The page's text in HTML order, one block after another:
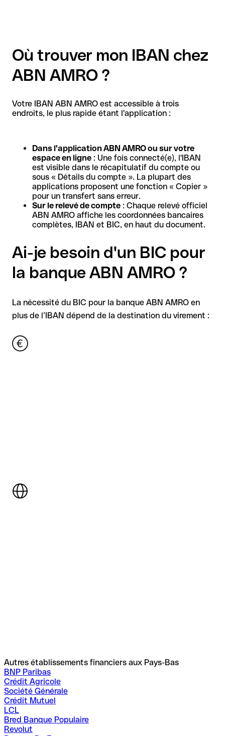
Où trouver mon IBAN chez
ABN AMRO ?
Votre IBAN ABN AMRO est accessible à trois
endroits, le plus rapide étant l'application :
Dans l'application ABN AMRO ou sur votre
espace en ligne : Une fois connecté(e), l'IBAN
est visible dans le récapitulatif du compte ou
sous « Détails du compte ». La plupart des
applications proposent une fonction « Copier »
pour un transfert sans erreur.
Sur le relevé de compte : Chaque relevé officiel
ABN AMRO affiche les coordonnées bancaires
complètes, IBAN et BIC, en haut du document.
Ai-je besoin d'un BIC pour
la banque ABN AMRO ?
La nécessité du BIC pour la banque ABN AMRO en
plus de l’IBAN dépend de la destination du virement :
Autres établissements financiers aux Pays-Bas
BNP Paribas
Crédit Agricole
Société Générale
Crédit Mutuel
LCL
Bred Banque Populaire
Revolut